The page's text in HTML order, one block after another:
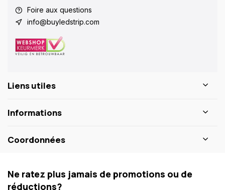
Foire aux questions
info@buyledstrip.com
Liens utiles
Informations
Coordonnées
Ne ratez plus jamais de promotions ou de
réductions?